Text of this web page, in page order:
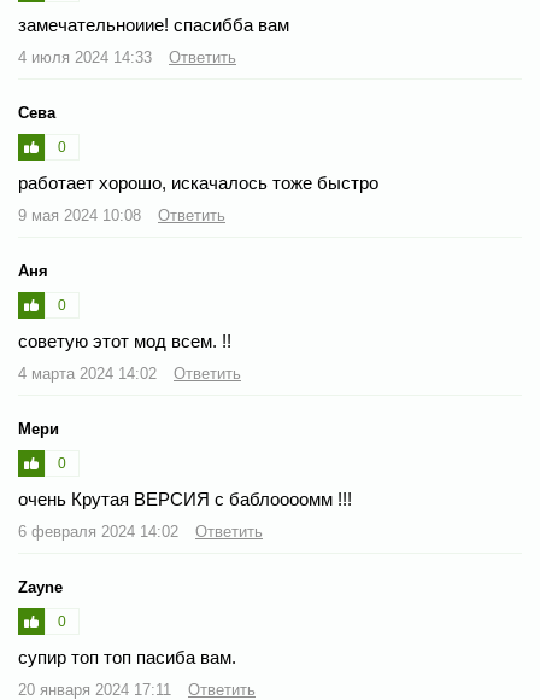
замечательноиие! спасибба вам
4 июля 2024 14:33 Ответить
Сева
0
работает хорошо, искачалось тоже быстро
9 мая 2024 10:08 Ответить
Аня
0
советую этот мод всем. !!
4 марта 2024 14:02 Ответить
Мери
0
очень Крутая ВЕРСИЯ с баблоооомм !!!
6 февраля 2024 14:02 Ответить
Zayne
0
супир топ топ пасиба вам.
20 января 2024 17:11 Ответить